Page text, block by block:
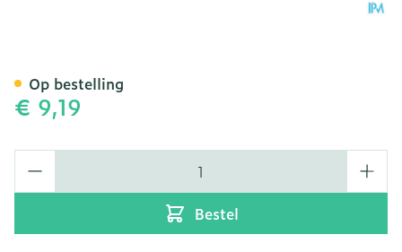
€ 9,19
Bestel
Op bestelling